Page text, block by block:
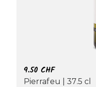
9.50 CHF
Pierrafeu | 37.5 cl